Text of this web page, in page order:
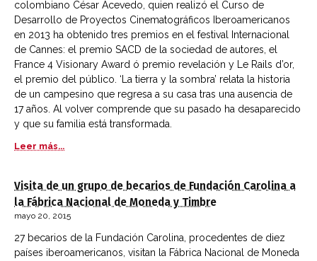
colombiano César Acevedo, quien realizó el Curso de
Desarrollo de Proyectos Cinematográficos Iberoamericanos
en 2013 ha obtenido tres premios en el festival Internacional
de Cannes: el premio SACD de la sociedad de autores, el
France 4 Visionary Award ó premio revelación y Le Rails d’or,
el premio del público. ‘La tierra y la sombra’ relata la historia
de un campesino que regresa a su casa tras una ausencia de
17 años. Al volver comprende que su pasado ha desaparecido
y que su familia está transformada.
Leer más...
Visita de un grupo de becarios de Fundación Carolina a
la Fábrica Nacional de Moneda y Timbre
mayo 20, 2015
27 becarios de la Fundación Carolina, procedentes de diez
países iberoamericanos, visitan la Fábrica Nacional de Moneda